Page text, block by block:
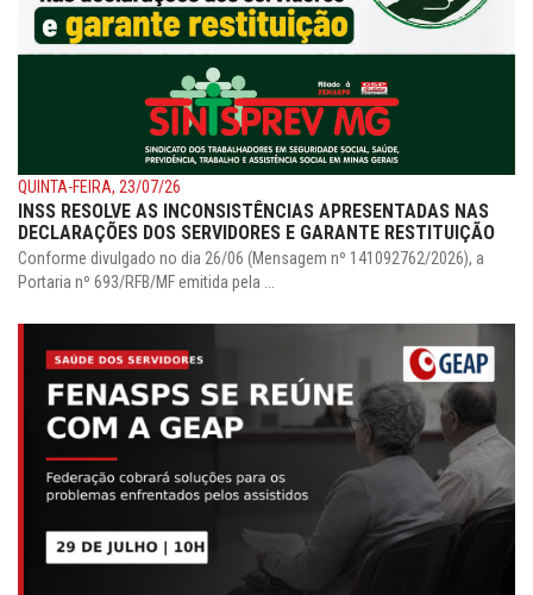
QUINTA-FEIRA, 23/07/26
INSS RESOLVE AS INCONSISTÊNCIAS APRESENTADAS NAS
DECLARAÇÕES DOS SERVIDORES E GARANTE RESTITUIÇÃO
Conforme divulgado no dia 26/06 (Mensagem nº 141092762/2026), a
Portaria nº 693/RFB/MF emitida pela ...